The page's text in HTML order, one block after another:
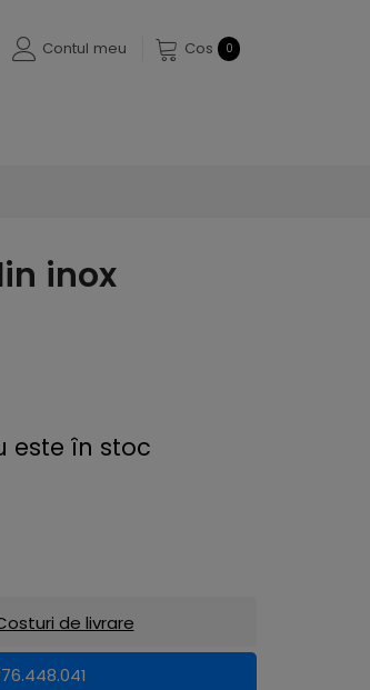
Contul meu Cos 0
inox
este în stoc
de livrare